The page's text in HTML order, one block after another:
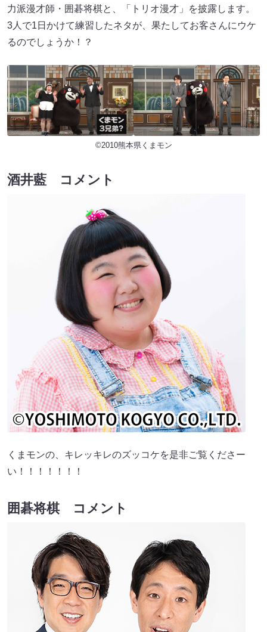
力派漫才師・囲碁将棋と、「トリオ漫才」を披露します。
3人で1日かけて練習したネタが、果たしてお客さんにウケ
るのでしょうか！？
©2010熊本県くまモン
酒井藍 コメント
くまモンの、キレッキレのズッコケを是非ご覧くださー
い！！！！！！！
囲碁将棋 コメント